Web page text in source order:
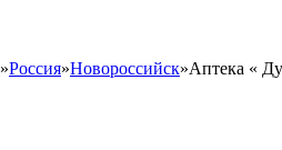
»Россия»Новороссийск»Аптека «